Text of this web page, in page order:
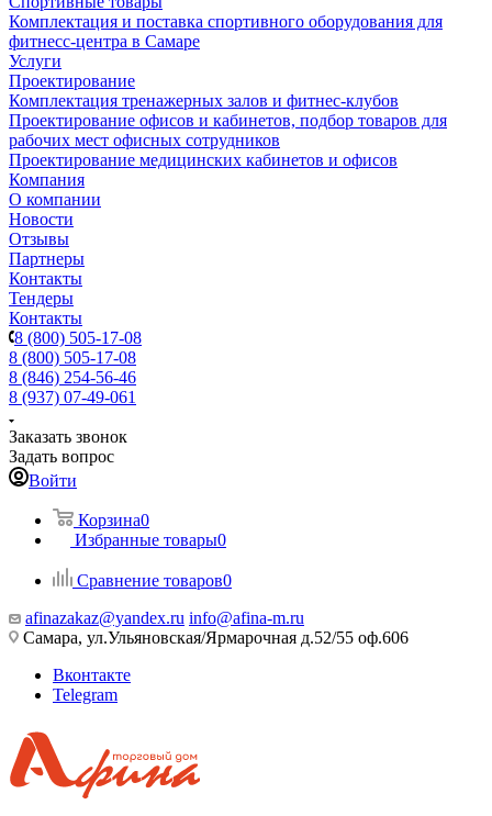
Комплектация и поставка спортивного оборудования для
фитнесс-центра в Самаре
Услуги
Проектирование
Комплектация тренажерных залов и фитнес-клубов
Проектирование офисов и кабинетов, подбор товаров для
рабочих мест офисных сотрудников
Проектирование медицинских кабинетов и офисов
Компания
О компании
Новости
Отзывы
Партнеры
Контакты
Тендеры
Контакты
8 (800) 505-17-08
8 (800) 505-17-08
8 (846) 254-56-46
8 (937) 07-49-061
Заказать звонок
Задать вопрос
Войти
Корзина0
Избранные товары0
Сравнение товаров0
afinazakaz@yandex.ru info@afina-m.ru
Самара, ул.Ульяновская/Ярмарочная д.52/55 оф.606
Вконтакте
Telegram